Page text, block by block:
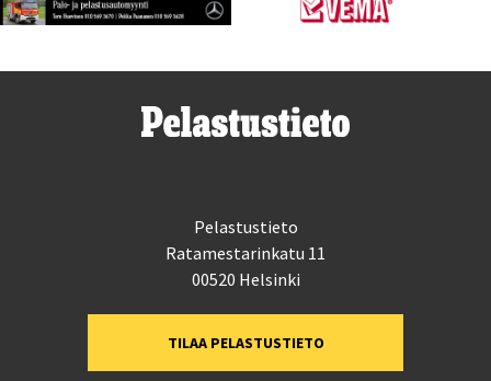
Pelastustieto
Ratamestarinkatu 11
00520 Helsinki
TILAA PELASTUSTIETO